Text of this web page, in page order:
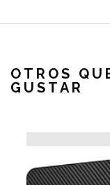
OTROS
GUSTAR